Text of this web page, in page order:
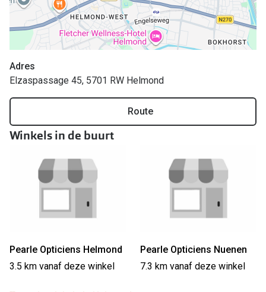
Oakley
Ralph Lauren
Alle brillen merken
Online bril kopen in maar 4 stappen
Soorten brillenglazen
Bril online passen
Brillentrends
Meekleurende glazen
Alles
Adres
Elzaspassage 45, 5701 RW Helmond
Route
Winkels in de buurt
Pearle Opticiens Helmond
3.5 km vanaf deze winkel
Pearle Opticiens Nuenen
7.3 km vanaf deze winkel